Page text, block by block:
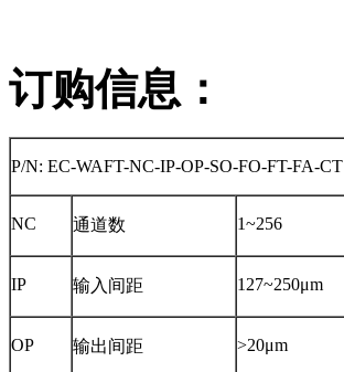
订购信息：
P/N: EC-WAFT-NC-IP-OP-SO-FO-FT-FA-CT
NC 通道数 1~256
IP 输入间距 127~250μm
OP 输出间距 >20μm